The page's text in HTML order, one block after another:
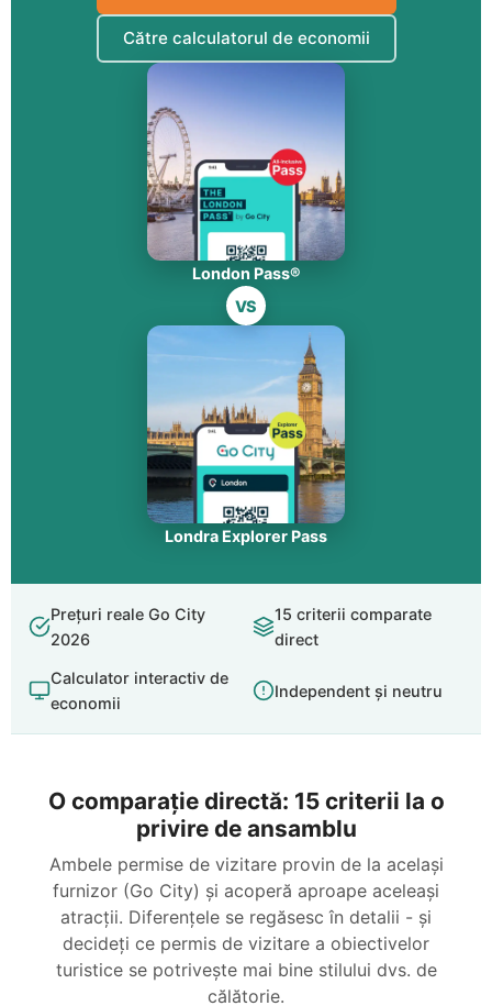
Către calculatorul de economii
London Pass®
VS
Londra Explorer Pass
Prețuri reale Go City
2026
15 criterii comparate
direct
Calculator interactiv de
economii
Independent și neutru
O comparație directă: 15 criterii la o
privire de ansamblu
Ambele permise de vizitare provin de la același
furnizor (Go City) și acoperă aproape aceleași
atracții. Diferențele se regăsesc în detalii - și
decideți ce permis de vizitare a obiectivelor
turistice se potrivește mai bine stilului dvs. de
călătorie.